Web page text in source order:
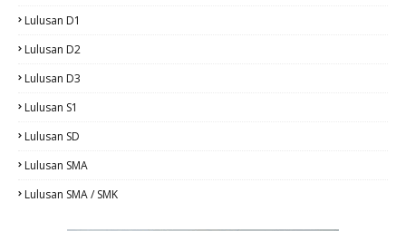
Lulusan D1
Lulusan D2
Lulusan D3
Lulusan S1
Lulusan SD
Lulusan SMA
Lulusan SMA / SMK